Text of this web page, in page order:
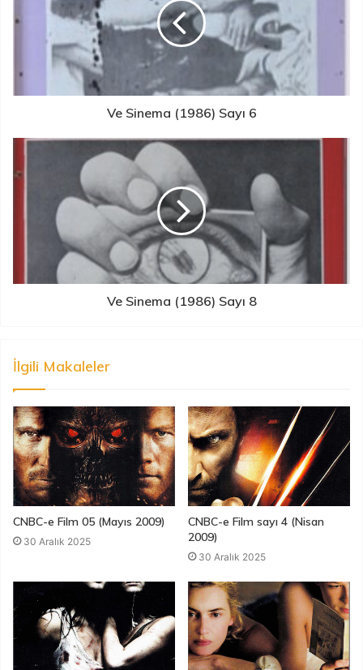
Ve Sinema (1986) Sayı 6
Ve Sinema (1986) Sayı 8
İlgili Makaleler
CNBC-e Film 05 (Mayıs 2009)
30 Aralık 2025
CNBC-e Film sayı 4 (Nisan
2009)
30 Aralık 2025